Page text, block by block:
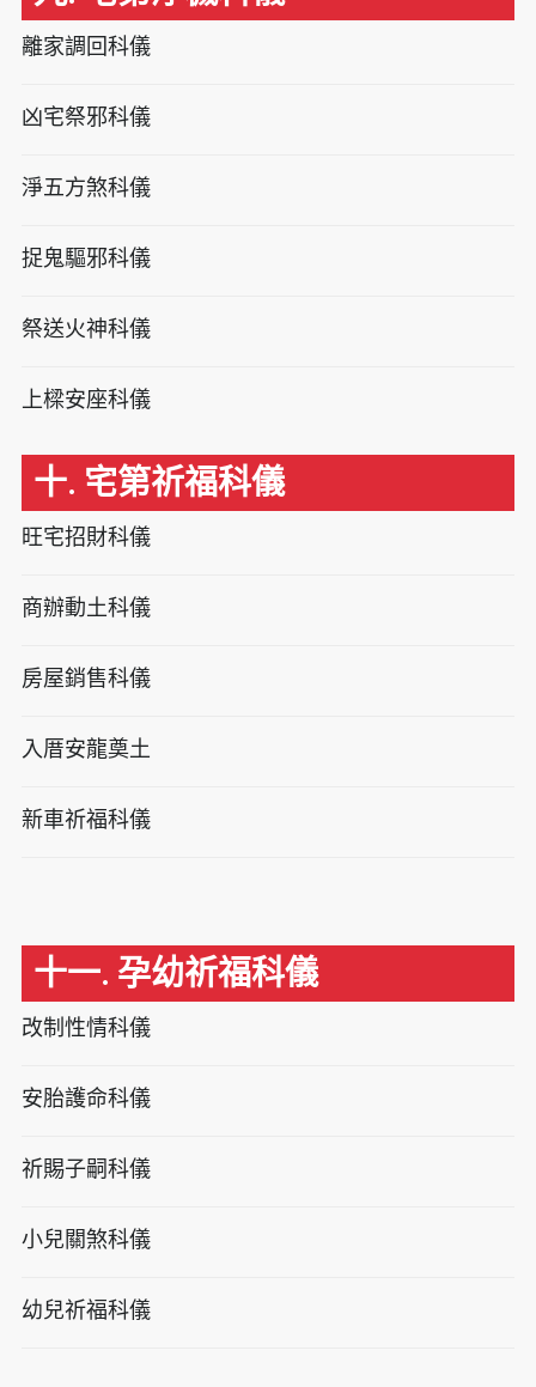
離家調回科儀
凶宅祭邪科儀
淨五方煞科儀
捉鬼驅邪科儀
祭送火神科儀
上樑安座科儀
十. 宅第祈福科儀
旺宅招財科儀
商辦動土科儀
房屋銷售科儀
入厝安龍奠土
新車祈福科儀
十一. 孕幼祈福科儀
改制性情科儀
安胎護命科儀
祈賜子嗣科儀
小兒關煞科儀
幼兒祈福科儀